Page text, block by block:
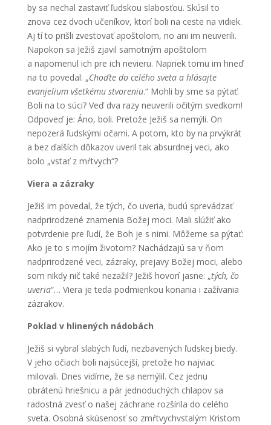
by sa nechal zastaviť ľudskou slabosťou. Skúsil to
znova cez dvoch učeníkov, ktorí boli na ceste na vidiek.
Aj tí to prišli zvestovať apoštolom, no ani im neuverili.
Napokon sa Ježiš zjavil samotným apoštolom
a napomenul ich pre ich nevieru. Napriek tomu im hneď
na to povedal: „Choďte do celého sveta a hlásajte
evanjelium všetkému stvoreniu.“ Mohli by sme sa pýtať:
Boli na to súci? Veď dva razy neuverili očitým svedkom!
Odpoveď je: Áno, boli. Pretože Ježiš sa nemýli. On
nepozerá ľudskými očami. A potom, kto by na prvýkrát
a bez ďalších dôkazov uveril tak absurdnej veci, ako
bolo „vstať z mŕtvych“?
Viera a zázraky
Ježiš im povedal, že tých, čo uveria, budú sprevádzať
nadprirodzené znamenia Božej moci. Mali slúžiť ako
potvrdenie pre ľudí, že Boh je s nimi. Môžeme sa pýtať:
Ako je to s mojím životom? Nachádzajú sa v ňom
nadprirodzené veci, zázraky, prejavy Božej moci, alebo
som nikdy nič také nezažil? Ježiš hovorí jasne: „tých, čo
uveria“… Viera je teda podmienkou konania i zažívania
zázrakov.
Poklad v hlinených nádobách
Ježiš si vybral slabých ľudí, nezbavených ľudskej biedy.
V jeho očiach boli najsúcejší, pretože ho najviac
milovali. Dnes vidíme, že sa nemýlil. Cez jednu
obrátenú hriešnicu a pár jednoduchých chlapov sa
radostná zvesť o našej záchrane rozšírila do celého
sveta. Osobná skúsenosť so zmŕtvychvstalým Kristom